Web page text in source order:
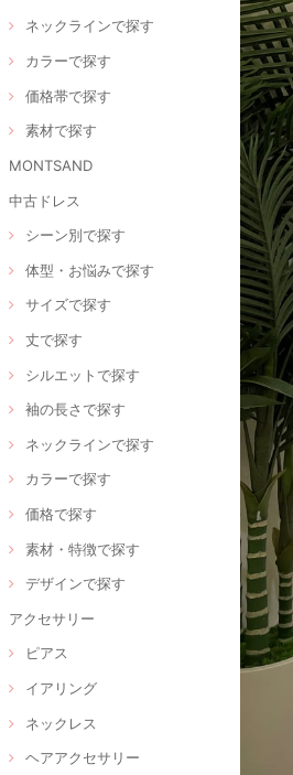
ネックラインで探す
カラーで探す
価格帯で探す
素材で探す
MONTSAND
中古ドレス
シーン別で探す
体型・お悩みで探す
サイズで探す
丈で探す
シルエットで探す
袖の長さで探す
ネックラインで探す
カラーで探す
価格で探す
素材・特徴で探す
デザインで探す
アクセサリー
ピアス
イアリング
ネックレス
ヘアアクセサリー